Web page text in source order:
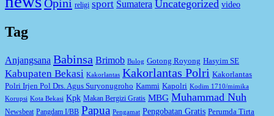
Opini religi sport Sumatera Uncategorized video
Tag
Anjangsana Babinsa Brimob Bulog Gotong Royong Hasyim SE
Kabupaten Bekasi Kakorlantas Kakorlantas Polri Kakorlantas
Polri Irjen Pol Drs. Agus Suryonugroho Kammi Kapolri Kodim 1710/mimika
Korupsi Kota Bekasi Kpk Makan Bergizi Gratis MBG Muhammad Nuh
Newsbeat Pangdam I/BB Papua Pengamat Pengobatan Gratis Perumda Tirta